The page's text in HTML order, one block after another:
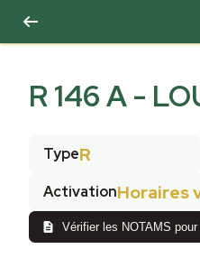
R 146 A -
TypeR
ActivationHoraires
Vérifier les NOTAMS